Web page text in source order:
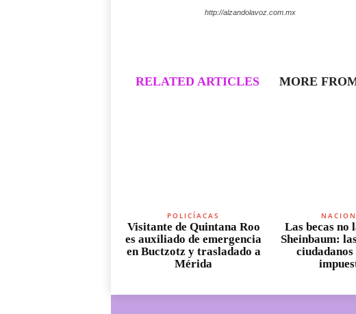
http://alzandolavoz.com.mx
RELATED ARTICLES MORE
POLICÍACAS
Visitante de Quintana Roo
es auxiliado de emergencia
en Buctzotz y trasladado a
Mérida
Las becas no
Sheinbaum:
ciudadanos